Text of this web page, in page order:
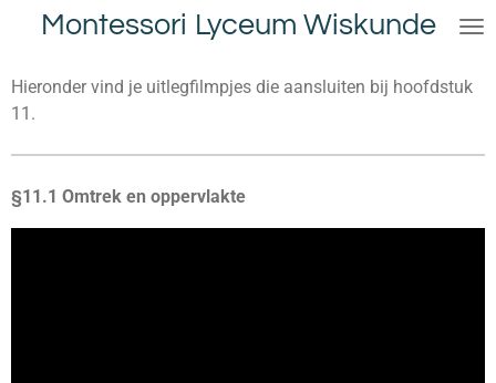
naar
de
Montessori Lyceum Wiskunde
Hieronder vind je uitlegfilmpjes die aansluiten bij hoofdstuk
11.
§11.1 Omtrek en oppervlakte